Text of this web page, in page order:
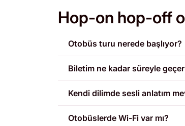
Hop-on hop-off
Otobüs turu nerede başlıyor?
Biletim ne kadar süreyle
Kendi dilimde sesli anlatım
Otobüslerde Wi-Fi var mı?